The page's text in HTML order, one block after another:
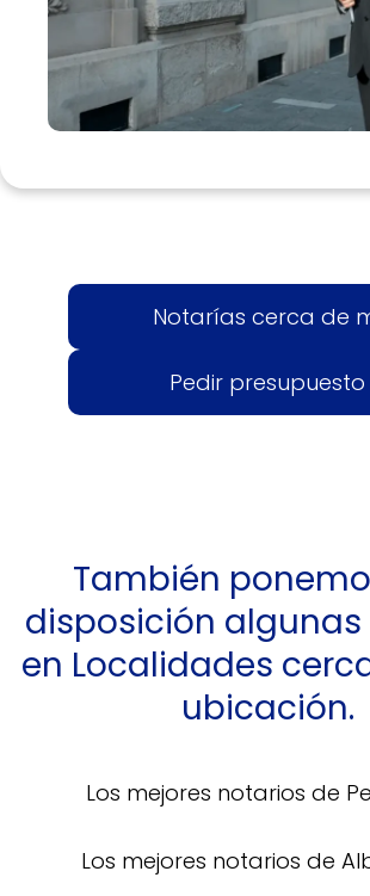
Notarías cerca de
Pedir presupuesto
También
disposición
en Localidades
ubicación.
Los mejores notarios de
Los mejores notarios de